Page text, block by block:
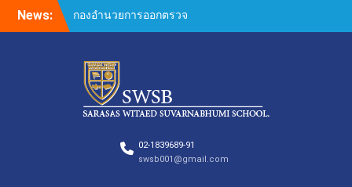
News:
ภายในโรงเรียนตามเกณฑ์
การศึกษา 2569 ของกลุ่ม
สถาบันการศึกษาในเครือ
สารสาสน์
กองอำนวยการออกตรวจ
ภายในโรงเรียนตามเกณฑ์
02-1839689-91
swsb001@gmail.com